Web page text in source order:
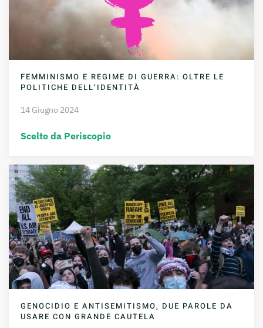
FEMMINISMO E REGIME DI GUERRA: OLTRE LE
POLITICHE DELL’IDENTITÀ
14 Giugno 2024
Scelto da Periscopio
GENOCIDIO E ANTISEMITISMO, DUE PAROLE DA
USARE CON GRANDE CAUTELA